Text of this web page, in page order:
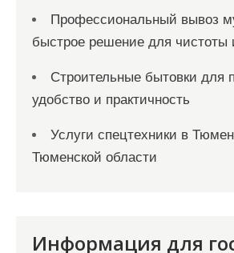
Профессиональный вывоз
быстрое решение для чистоты
Строительные бытовки для
удобство и практичность
Услуги спецтехники в
Тюменской области
Информация для